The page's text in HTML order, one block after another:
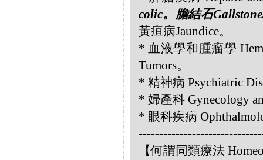
colic。膽結石
黃疸病Jaundice。
* 血液學和腫瘤學
Tumors。
* 精神病 Psychiatric
* 婦產科 Gynecology
* 眼科疾病
【何謂同類療法